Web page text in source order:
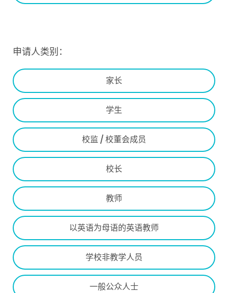
申请人类别：
家长
学生
校监 / 校董会成员
校长
教师
以英语为母语的英语教师
学校非教学人员
一般公众人士